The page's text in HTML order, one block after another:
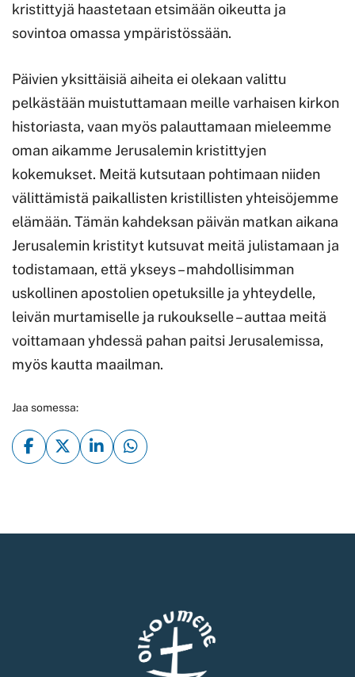
kristittyjä haastetaan etsimään oikeutta ja
sovintoa omassa ympäristössään.
Päivien yksittäisiä aiheita ei olekaan valittu
pelkästään muistuttamaan meille varhaisen kirkon
historiasta, vaan myös palauttamaan mieleemme
oman aikamme Jerusalemin kristittyjen
kokemukset. Meitä kutsutaan pohtimaan niiden
välittämistä paikallisten kristillisten yhteisöjemme
elämään. Tämän kahdeksan päivän matkan aikana
Jerusalemin kristityt kutsuvat meitä julistamaan ja
todistamaan, että ykseys – mahdollisimman
uskollinen apostolien opetuksille ja yhteydelle,
leivän murtamiselle ja rukoukselle – auttaa meitä
voittamaan yhdessä pahan paitsi Jerusalemissa,
myös kautta maailman.
Jaa somessa: